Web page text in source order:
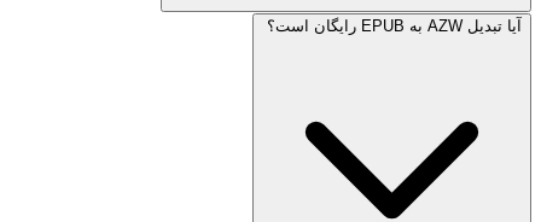
آیا تبدیل AZW به EPUB رایگان است؟